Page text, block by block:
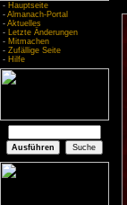
- Hauptseite
- Almanach-Portal
- Aktuelles
- Letzte Änderungen
- Mitmachen
- Zufällige Seite
- Hilfe